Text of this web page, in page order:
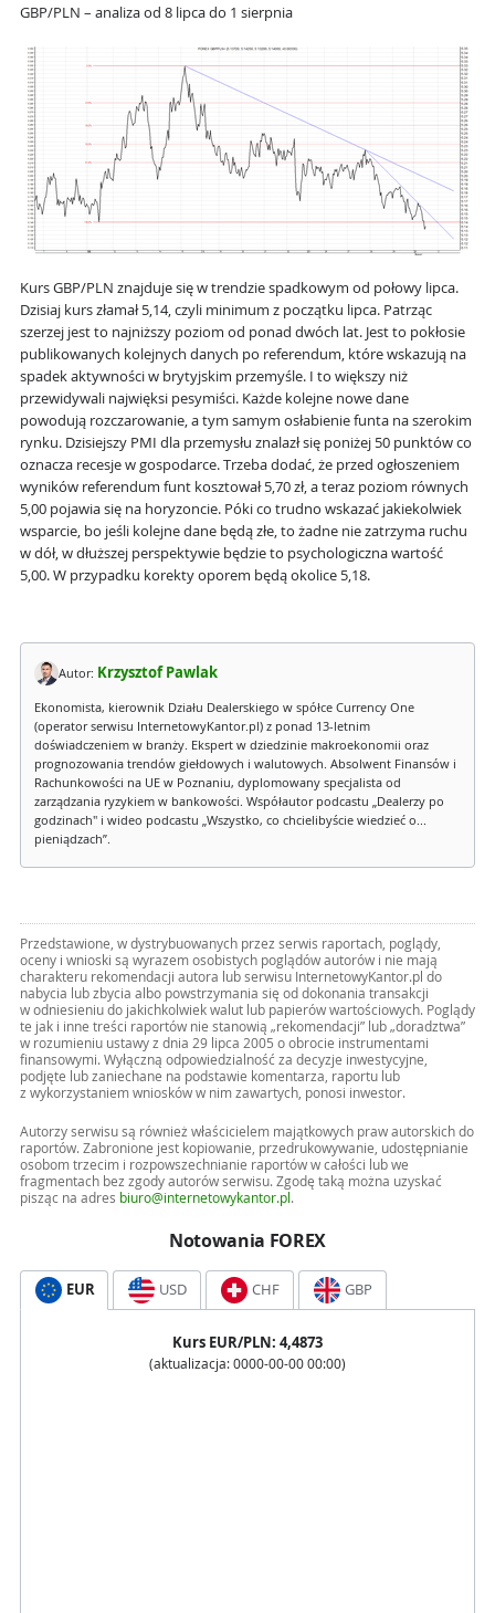
GBP/PLN – analiza od 8 lipca do 1 sierpnia
Kurs GBP/PLN znajduje się w trendzie spadkowym od połowy lipca.
Dzisiaj kurs złamał 5,14, czyli minimum z początku lipca. Patrząc
szerzej jest to najniższy poziom od ponad dwóch lat. Jest to pokłosie
publikowanych kolejnych danych po referendum, które wskazują na
spadek aktywności w brytyjskim przemyśle. I to większy niż
przewidywali najwięksi pesymiści. Każde kolejne nowe dane
powodują rozczarowanie, a tym samym osłabienie funta na szerokim
rynku. Dzisiejszy PMI dla przemysłu znalazł się poniżej 50 punktów co
oznacza recesje w gospodarce. Trzeba dodać, że przed ogłoszeniem
wyników referendum funt kosztował 5,70 zł, a teraz poziom równych
5,00 pojawia się na horyzoncie. Póki co trudno wskazać jakiekolwiek
wsparcie, bo jeśli kolejne dane będą złe, to żadne nie zatrzyma ruchu
w dół, w dłuższej perspektywie będzie to psychologiczna wartość
5,00. W przypadku korekty oporem będą okolice 5,18.
Autor: Krzysztof Pawlak
Ekonomista, kierownik Działu Dealerskiego w spółce Currency One
(operator serwisu InternetowyKantor.pl) z ponad 13-letnim
doświadczeniem w branży. Ekspert w dziedzinie makroekonomii oraz
prognozowania trendów giełdowych i walutowych. Absolwent Finansów i
Rachunkowości na UE w Poznaniu, dyplomowany specjalista od
zarządzania ryzykiem w bankowości. Współautor podcastu „Dealerzy po
godzinach" i wideo podcastu „Wszystko, co chcielibyście wiedzieć o...
pieniądzach”.
Przedstawione, w dystrybuowanych przez serwis raportach, poglądy,
oceny i wnioski są wyrazem osobistych poglądów autorów i nie mają
charakteru rekomendacji autora lub serwisu InternetowyKantor.pl do
nabycia lub zbycia albo powstrzymania się od dokonania transakcji
w odniesieniu do jakichkolwiek walut lub papierów wartościowych. Poglądy
te jak i inne treści raportów nie stanowią „rekomendacji” lub „doradztwa”
w rozumieniu ustawy z dnia 29 lipca 2005 o obrocie instrumentami
finansowymi. Wyłączną odpowiedzialność za decyzje inwestycyjne,
podjęte lub zaniechane na podstawie komentarza, raportu lub
z wykorzystaniem wniosków w nim zawartych, ponosi inwestor.
Autorzy serwisu są również właścicielem majątkowych praw autorskich do
raportów. Zabronione jest kopiowanie, przedrukowywanie, udostępnianie
osobom trzecim i rozpowszechnianie raportów w całości lub we
fragmentach bez zgody autorów serwisu. Zgodę taką można uzyskać
pisząc na adres biuro@internetowykantor.pl .
Notowania FOREX
EUR USD CHF GBP
Kurs EUR/PLN: 4,4873
(aktualizacja: 0000-00-00 00:00)